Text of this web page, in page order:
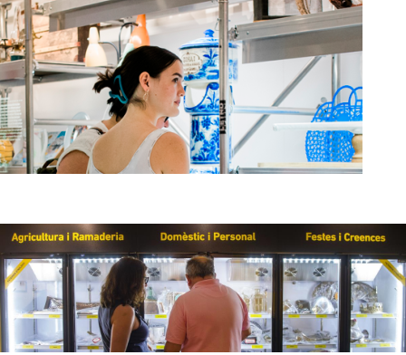
Visites guiades
Visita L'ETNO